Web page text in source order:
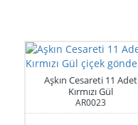
Aşkın Cesareti 11 Adet
Kırmızı Gül
AR0023